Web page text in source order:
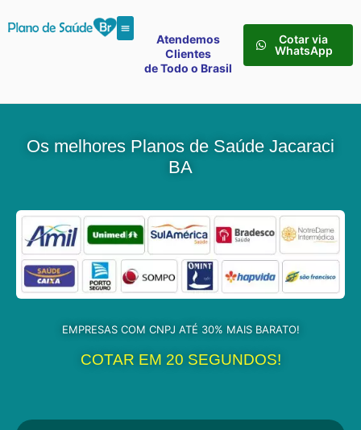
Atendemos
Clientes
de Todo o Brasil
Cotar via
WhatsApp
Os melhores Planos de Saúde Jacaraci
BA
EMPRESAS COM CNPJ ATÉ 30% MAIS BARATO!
COTAR EM 20 SEGUNDOS!​